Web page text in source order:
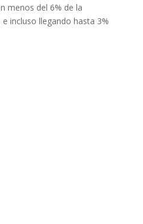
menos del 6% de la
incluso llegando hasta 3%